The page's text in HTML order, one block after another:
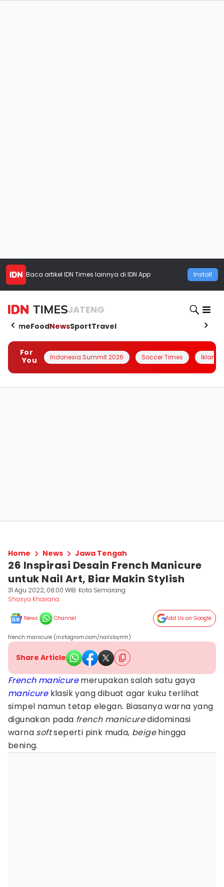
Baca artikel IDN Times lainnya di IDN App Install
JATENG
HomeFoodNewsSportTravel
For
You
Indonesia Summit 2026 Soccer Times Iklanin
Home News Jawa Tengah
26 Inspirasi Desain French Manicure
untuk Nail Art, Biar Makin Stylish
31 Agu 2022, 08:00 WIB Kota Semarang
Shasya Khairana
News Channel Add Us on Google
french manicure (instagram.com/nailsbymh)
Share Article
French manicuremerupakan salah satu gaya
manicureklasik yang dibuat agar kuku terlihat
simpel namun tetap elegan. Biasanya warna yang
digunakan pada french manicuredidominasi
warna softseperti pink muda, beigehingga
bening.